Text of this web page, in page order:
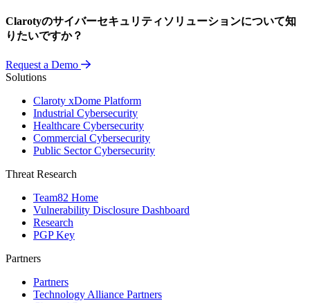
Clarotyのサイバーセキュリティソリューションについて知
りたいですか？
Request a Demo
Solutions
Claroty xDome Platform
Industrial Cybersecurity
Healthcare Cybersecurity
Commercial Cybersecurity
Public Sector Cybersecurity
Threat Research
Team82 Home
Vulnerability Disclosure Dashboard
Research
PGP Key
Partners
Partners
Technology Alliance Partners